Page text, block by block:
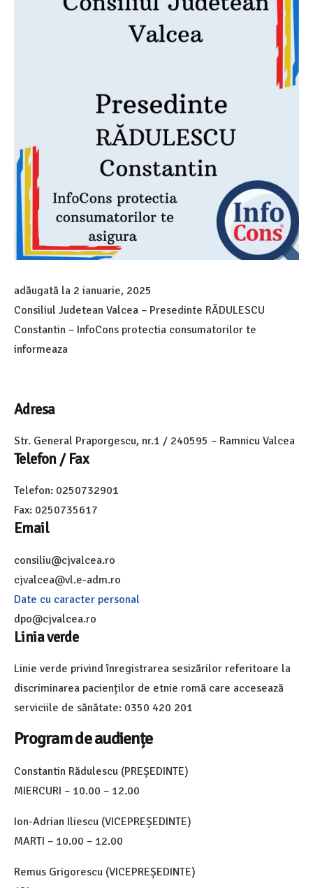
adăugată la 2 ianuarie, 2025
Consiliul Judetean Valcea – Presedinte RĂDULESCU
Constantin – InfoCons protectia consumatorilor te
informeaza
Adresa
Str. General Praporgescu, nr.1 / 240595 – Ramnicu Valcea
Telefon / Fax
Telefon: 0250732901
Fax: 0250735617
Email
consiliu@cjvalcea.ro
cjvalcea@vl.e-adm.ro
Date cu caracter personal
dpo@cjvalcea.ro
Linia verde
Linie verde privind înregistrarea sesizărilor referitoare la
discriminarea pacienților de etnie romă care accesează
serviciile de sănătate: 0350 420 201
Program de audiențe
Constantin Rădulescu (PREȘEDINTE)
MIERCURI – 10.00 – 12.00
Ion-Adrian Iliescu (VICEPREȘEDINTE)
MARTI – 10.00 – 12.00
Remus Grigorescu (VICEPREȘEDINTE)